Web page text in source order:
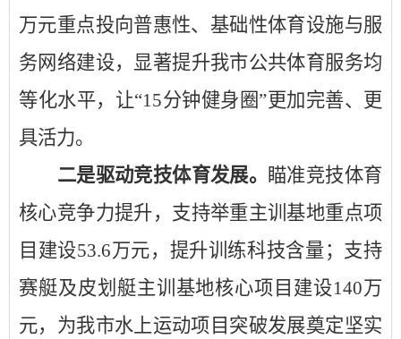
万元重点投向普惠性、基础性体育设施与服
务网络建设，
显著提升我市公共体育服务均
等化水平，让“15分钟健身圈”更加完善、更
具活力。
二是驱动竞技体育发展。
瞄准竞技体育
核心竞争力提升， 支持举重主训基地重点项
目建设53.6万元，提升训练科技含量； 支持
赛艇及皮划艇主训基地核心项目建设140万
元，为我市水上运动项目突破发展奠定坚实